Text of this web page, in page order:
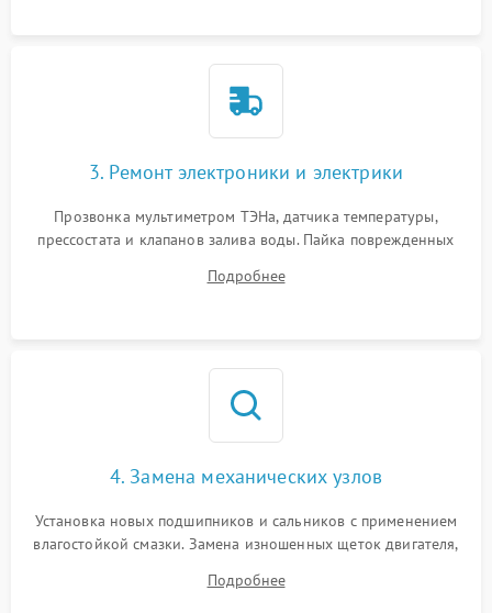
3. Ремонт электроники и электрики
Прозвонка мультиметром ТЭНа, датчика температуры,
прессостата и клапанов залива воды. Пайка поврежденных
Восстановление целостности проводки и контактов.
Подробнее
4. Замена механических узлов
Установка новых подшипников и сальников с применением
влагостойкой смазки. Замена изношенных щеток двигателя,
или поврежденной резиновой манжеты.
Подробнее